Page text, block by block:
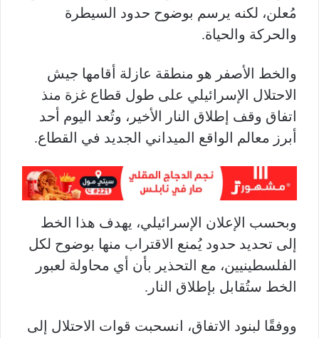
مُعلن، لكنه يرسم بوضوح حدود السيطرة
والحركة والحياة.
والخط الأصفر هو منطقة عازلة أقامها جيش
الاحتلال الإسرائيلي على طول قطاع غزة منذ
اتفاق وقف إطلاق النار الأخير، وتُعد اليوم أحد
أبرز معالم الواقع الميداني الجديد في القطاع.
وبحسب الإعلان الإسرائيلي، يهدف هذا الخط
إلى تحديد حدود يُمنع الاقتراب منها بوضوح لكل
الفلسطينيين، مع التحذير بأن أي محاولة لعبور
الخط ستُقابل بإطلاق النار.
ووفقًا لبنود الاتفاق، انسحبت قوات الاحتلال إلى